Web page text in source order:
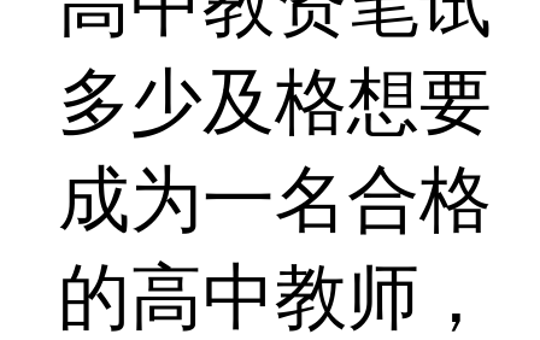
多少及格想要
成为一名合格
的高中教师，